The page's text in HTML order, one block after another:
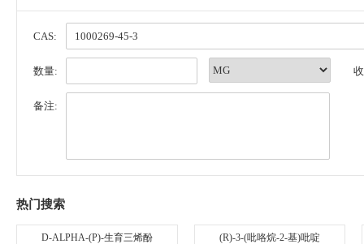
CAS:
数量:
备注:
热门搜索
D-ALPHA-(P)-生育三烯酚 (R)-3-(吡咯烷-2-基)吡啶